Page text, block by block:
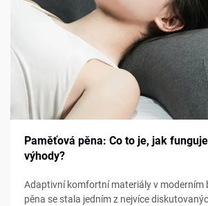
Paměťová pěna: Co to je, jak
výhody?
Adaptivní komfortní materiály v moderním
pěna se stala jedním z nejvíce